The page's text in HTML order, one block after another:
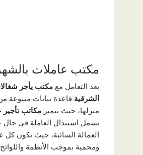
مكتب عاملات
يعد التعامل مع مكتب يأجر
الشرقية قاعدة بيانات متنوعة
منزلها، حيث تتميز مكاتب تأجير
تشمل استبدال العاملة في حال
العمالة السائبة، حيث تكون
ومحمية بموجب الأنظمة